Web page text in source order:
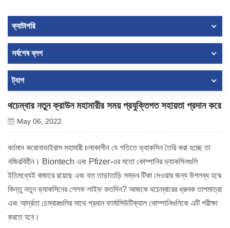
ক্যাটাগরি
সর্বশেষ ব্লগ
ট্যাগ
থচেম্বার নতুন ক্রাউন মহামারীর সময় প্রযুক্তিগত সহায়তা প্রদান করে
May 06, 2022
বর্তমান করোনাভাইরাস মহামারী চলাকালীন যে গতিতে ভ্যাকসিন তৈরি করা হচ্ছে তা
নজিরবিহীন। Biontech এবং Pfizer-এর মতো কোম্পানির ভ্যাকসিনগুলি
ইতিমধ্যেই বাজারে রয়েছে এবং যত তাড়াতাড়ি সম্ভব টিকা দেওয়ার জন্য উপলব্ধ হবে৷
কিন্তু নতুন ভ্যাকসিনের শেলফ লাইফ কতদিন? আজকে থচেম্বারের ধ্রুবক তাপমাত্রা
এবং আর্দ্রতা চেম্বারগুলির সাথে প্রধান ফার্মাসিউটিক্যাল কোম্পানিগুলিকে এটি পরীক্ষা
করতে হবে।